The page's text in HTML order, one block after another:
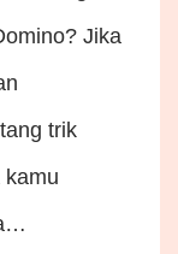
Jika
trik
kamu